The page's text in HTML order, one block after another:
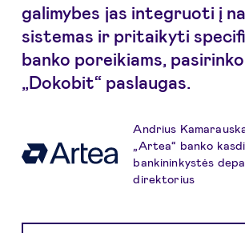
galimybes jas integruoti į
sistemas ir pritaikyti
banko poreikiams,
„Dokobit“ paslaugas.
Andrius
„Artea“ banko
bankininkystės
direktorius